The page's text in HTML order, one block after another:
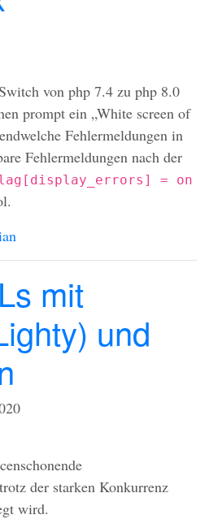
von php 7.4 zu php 8.0
prompt ein „White screen of
Fehlermeldungen in
Fehlermeldungen nach der
= on
mit
und
der starken Konkurrenz
wird.